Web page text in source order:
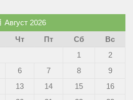
Август 2026
Чт Пт Сб
Вс
1
2
6 7 8
9
13 14 15
16